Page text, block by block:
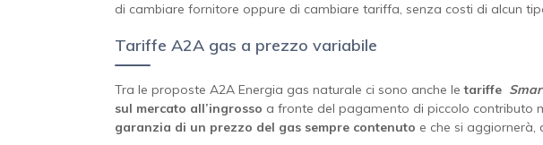
di cambiare fornitore oppure di cambiare tariffa, senza costi di alcun
Tariffe A2A gas a prezzo variabile
Tra le proposte A2A Energia gas naturale ci sono anche letariffe
sul mercato all’ingrosso a fronte del pagamento di piccolo contributo
garanzia di un prezzo del gas sempre contenuto e che si aggiornerà,